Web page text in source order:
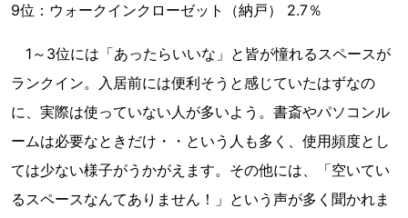
9位：ウォークインクローゼット（納戸） 2.7％
1～3位には「あったらいいな」と皆が憧れるスペースが
ランクイン。入居前には便利そうと感じていたはずなの
に、実際は使っていない人が多いよう。書斎やパソコンル
ームは必要なときだけ・・という人も多く、使用頻度とし
ては少ない様子がうかがえます。その他には、「空いてい
るスペースなんてありません！」という声が多く聞かれま